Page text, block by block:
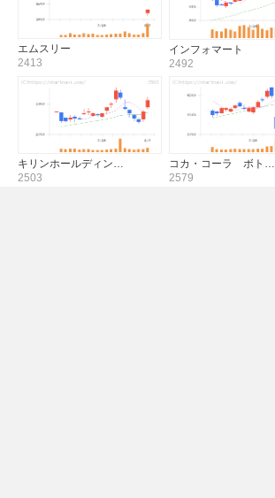
エムスリー
2413
インフォマート
2492
キリンホールディン…
2503
コカ・コーラ ボト…
2579